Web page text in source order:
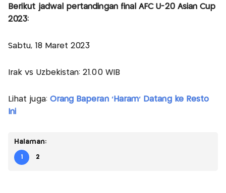
Berikut jadwal pertandingan final AFC U-20 Asian Cup
2023:
Sabtu, 18 Maret 2023
Irak vs Uzbekistan: 21.00 WIB
Lihat juga: Orang Baperan 'Haram' Datang ke Resto
Ini
Halaman:
1 2